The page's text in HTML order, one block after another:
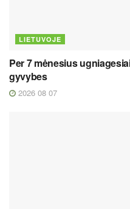
LIETUVOJE
Per 7 mėnesius
gyvybes
2026 08 07